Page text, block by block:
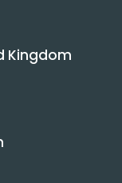
Kingdom